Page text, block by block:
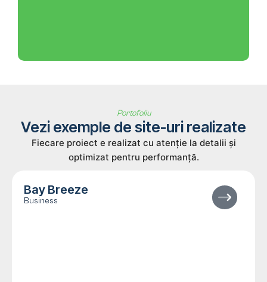
Portofoliu
Vezi exemple de site-uri realizate
Fiecare proiect e realizat cu atenție la detalii și
optimizat pentru performanță.
Bay Breeze
Business